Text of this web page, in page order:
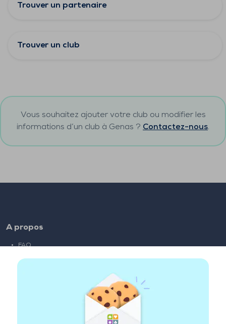
Trouver un partenaire
Trouver un club
Vous souhaitez ajouter votre club ou modifier les
informations d’un club à Genas ? Contactez-nous.
A propos
FAQ
Liens partenaires